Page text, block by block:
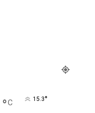
°C 15.3°